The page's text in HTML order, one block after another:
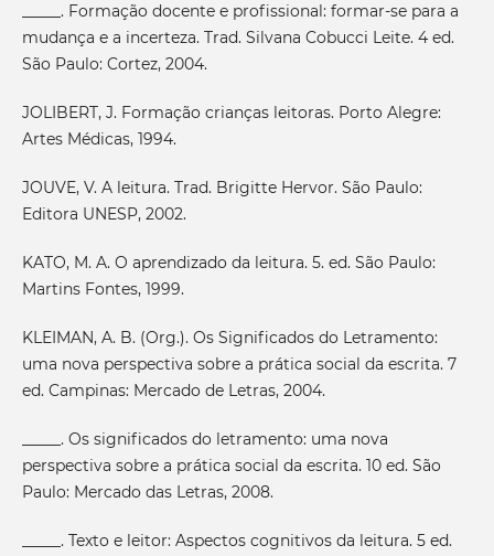
_____. Formação docente e profissional: formar-se para a
mudança e a incerteza. Trad. Silvana Cobucci Leite. 4 ed.
São Paulo: Cortez, 2004.
JOLIBERT, J. Formação crianças leitoras. Porto Alegre:
Artes Médicas, 1994.
JOUVE, V. A leitura. Trad. Brigitte Hervor. São Paulo:
Editora UNESP, 2002.
KATO, M. A. O aprendizado da leitura. 5. ed. São Paulo:
Martins Fontes, 1999.
KLEIMAN, A. B. (Org.). Os Significados do Letramento:
uma nova perspectiva sobre a prática social da escrita. 7
ed. Campinas: Mercado de Letras, 2004.
_____. Os significados do letramento: uma nova
perspectiva sobre a prática social da escrita. 10 ed. São
Paulo: Mercado das Letras, 2008.
_____. Texto e leitor: Aspectos cognitivos da leitura. 5 ed.